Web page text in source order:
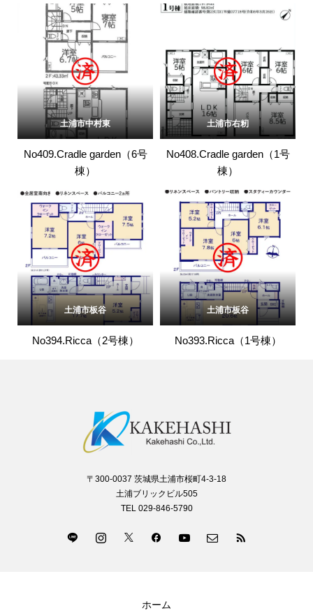
土浦市中村東
No409.Cradle garden（6号
棟）
土浦市右籾
No408.Cradle garden（1号
棟）
土浦市板谷
No394.Ricca（2号棟）
土浦市板谷
No393.Ricca（1号棟）
〒300-0037 茨城県土浦市桜町4-3-18
土浦ブリックビル505
TEL 029-846-5790
ホーム